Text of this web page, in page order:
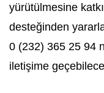
yürütülmesine
desteğinden
0 (232) 365 25 94
iletişime